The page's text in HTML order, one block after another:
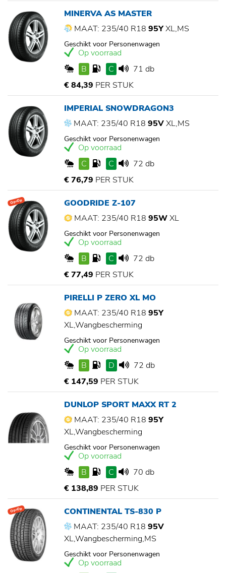
MINERVA AS MASTER
MAAT: 235/40 R18 95YXL,MS
Geschikt voor Personenwagen
Op voorraad
B
C
71 db
€ 84,39 PER STUK
IMPERIAL SNOWDRAGON3
MAAT: 235/40 R18 95VXL,MS
Geschikt voor Personenwagen
Op voorraad
C
C
72 db
€ 76,79 PER STUK
Op=Op
GOODRIDE Z-107
MAAT: 235/40 R18 95WXL
Geschikt voor Personenwagen
Op voorraad
B
C
72 db
€ 77,49 PER STUK
PIRELLI P ZERO XL MO
MAAT: 235/40 R18 95Y
XL,Wangbescherming
Geschikt voor Personenwagen
Op voorraad
B
D
72 db
€ 147,59 PER STUK
DUNLOP SPORT MAXX RT 2
MAAT: 235/40 R18 95Y
XL,Wangbescherming
Geschikt voor Personenwagen
Op voorraad
B
C
70 db
€ 138,89 PER STUK
Op=Op
CONTINENTAL TS-830 P
MAAT: 235/40 R18 95V
XL,Wangbescherming,MS
Geschikt voor Personenwagen
Op voorraad